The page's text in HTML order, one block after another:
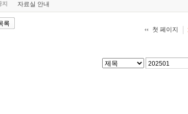
지 자료실 안내
록
첫 페이지